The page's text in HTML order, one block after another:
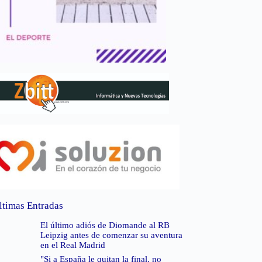
Entradas
El último adiós de Diomande al RB
Leipzig antes de comenzar su aventura
en el Real Madrid
"Si a España le quitan la final, no